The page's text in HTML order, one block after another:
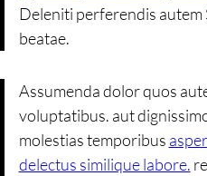
Deleniti perferendis autem
beatae.
Assumenda dolor quos
voluptatibus. aut
molestias temporibus
delectus similique labore.